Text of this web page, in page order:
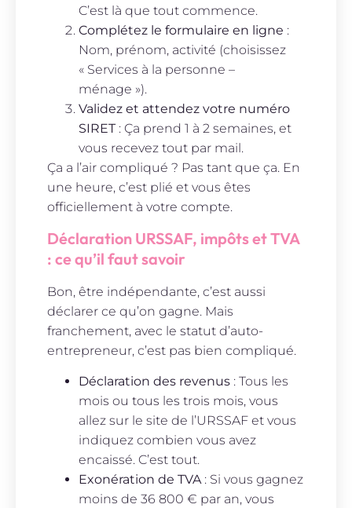
C’est là que tout commence.
Complétez le formulaire en ligne :
Nom, prénom, activité (choisissez
« Services à la personne –
ménage »).
Validez et attendez votre numéro
SIRET: Ça prend 1 à 2 semaines, et
vous recevez tout par mail.
Ça a l’air compliqué ? Pas tant que ça. En
une heure, c’est plié et vous êtes
officiellement à votre compte.
Déclaration URSSAF, impôts et TVA
: ce qu’il faut savoir
Bon, être indépendante, c’est aussi
déclarer ce qu’on gagne. Mais
franchement, avec le statut d’auto-
entrepreneur, c’est pas bien compliqué.
Déclaration des revenus : Tous les
mois ou tous les trois mois, vous
allez sur le site de l’URSSAF et vous
indiquez combien vous avez
encaissé. C’est tout.
Exonération de TVA: Si vous gagnez
moins de 36 800 € par an, vous